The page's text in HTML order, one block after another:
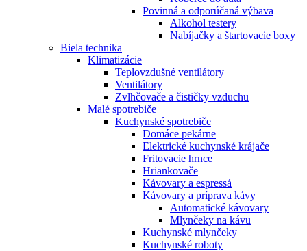
Povinná a odporúčaná výbava
Alkohol testery
Nabíjačky a štartovacie boxy
Biela technika
Klimatizácie
Teplovzdušné ventilátory
Ventilátory
Zvlhčovače a čističky vzduchu
Malé spotrebiče
Kuchynské spotrebiče
Domáce pekárne
Elektrické kuchynské krájače
Fritovacie hrnce
Hriankovače
Kávovary a espressá
Kávovary a príprava kávy
Automatické kávovary
Mlynčeky na kávu
Kuchynské mlynčeky
Kuchynské roboty